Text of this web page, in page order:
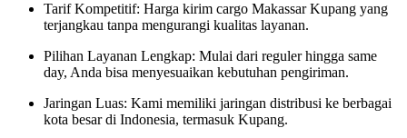
Tarif Kompetitif: Harga kirim cargo Makassar Kupang yang
terjangkau tanpa mengurangi kualitas layanan.
Pilihan Layanan Lengkap: Mulai dari reguler hingga same
day, Anda bisa menyesuaikan kebutuhan pengiriman.
Jaringan Luas: Kami memiliki jaringan distribusi ke berbagai
kota besar di Indonesia, termasuk Kupang.